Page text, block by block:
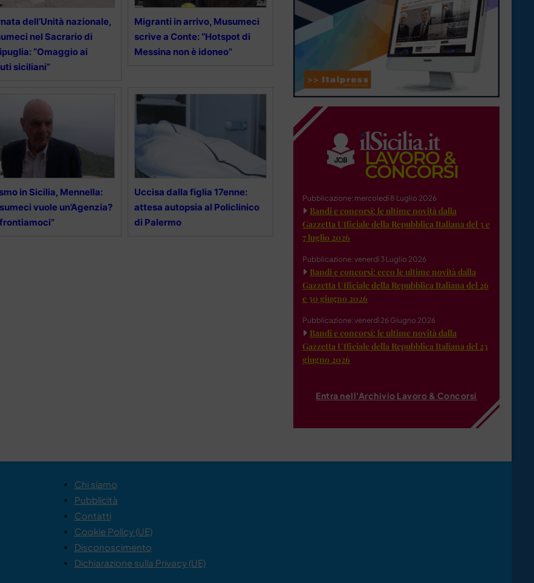
dell’Unità nazionale,
nel Sacrario di
“Omaggio ai
siciliani”
Migranti in arrivo, Musumeci
scrive a Conte: “Hotspot di
Messina non è idoneo”
in Sicilia, Mennella:
vuole un’Agenzia?
Uccisa dalla figlia 17enne:
attesa autopsia al Policlinico
di Palermo
Pubblicazione: mercoledì 8 Luglio 2026
Bandi e concorsi: le ultime novità dalla
Gazzetta Ufficiale della Repubblica Italiana del 3 e
7 luglio 2026
Pubblicazione: venerdì 3 Luglio 2026
Bandi e concorsi: ecco le ultime novità dalla
Gazzetta Ufficiale della Repubblica Italiana del 26
e 30 giugno 2026
Pubblicazione: venerdì 26 Giugno 2026
Bandi e concorsi: le ultime novità dalla
Gazzetta Ufficiale della Repubblica Italiana del 23
giugno 2026
Entra nell'Archivio Lavoro & Concorsi
Chi siamo
Pubblicità
Contatti
Cookie Policy (UE)
Disconoscimento
Dichiarazione sulla Privacy (UE)